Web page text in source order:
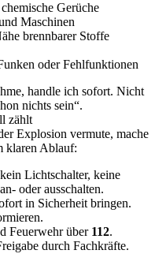
Gerüche
Maschinen
brennbarer Stoffe
oder Fehlfunktionen
handle ich sofort. Nicht
nichts sein“.
zählt
Explosion vermute, mache
klaren Ablauf:
Lichtschalter, keine
oder ausschalten.
in Sicherheit bringen.
Feuerwehr über 112.
durch Fachkräfte.